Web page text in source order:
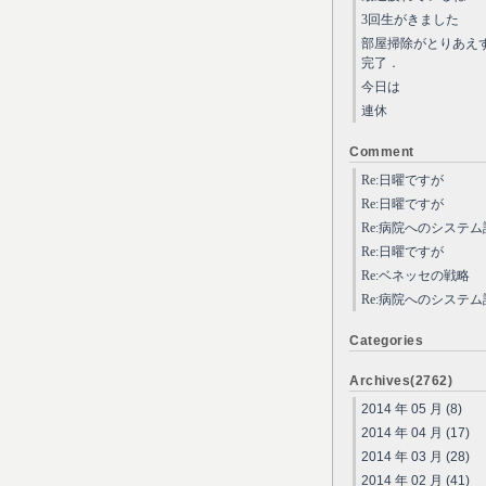
3回生がきました
部屋掃除がとりあえ
完了．
今日は
連休
Comment
Re:日曜ですが
Re:日曜ですが
Re:病院へのシステム
Re:日曜ですが
Re:ベネッセの戦略
Re:病院へのシステム
Categories
Archives(2762)
2014 年 05 月 (8)
2014 年 04 月 (17)
2014 年 03 月 (28)
2014 年 02 月 (41)